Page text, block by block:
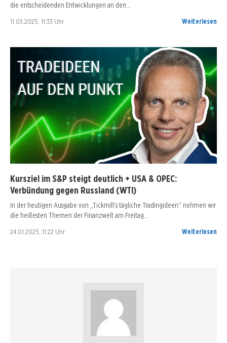
die entscheidenden Entwicklungen an den…
11.03.2025, 11:33 Uhr Weiterlesen
Kursziel im S&P steigt deutlich + USA & OPEC:
Verbündung gegen Russland (WTI)
In der heutigen Ausgabe von „Tickmill’s tägliche Tradingideen“ nehmen wir
die heißesten Themen der Finanzwelt am Freitag…
24.01.2025, 11:22 Uhr Weiterlesen